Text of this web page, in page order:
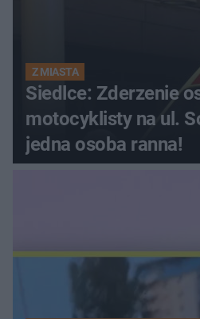
Z MIASTA
Siedlce: Zderzenie
motocyklisty na ul.
jedna osoba ranna!